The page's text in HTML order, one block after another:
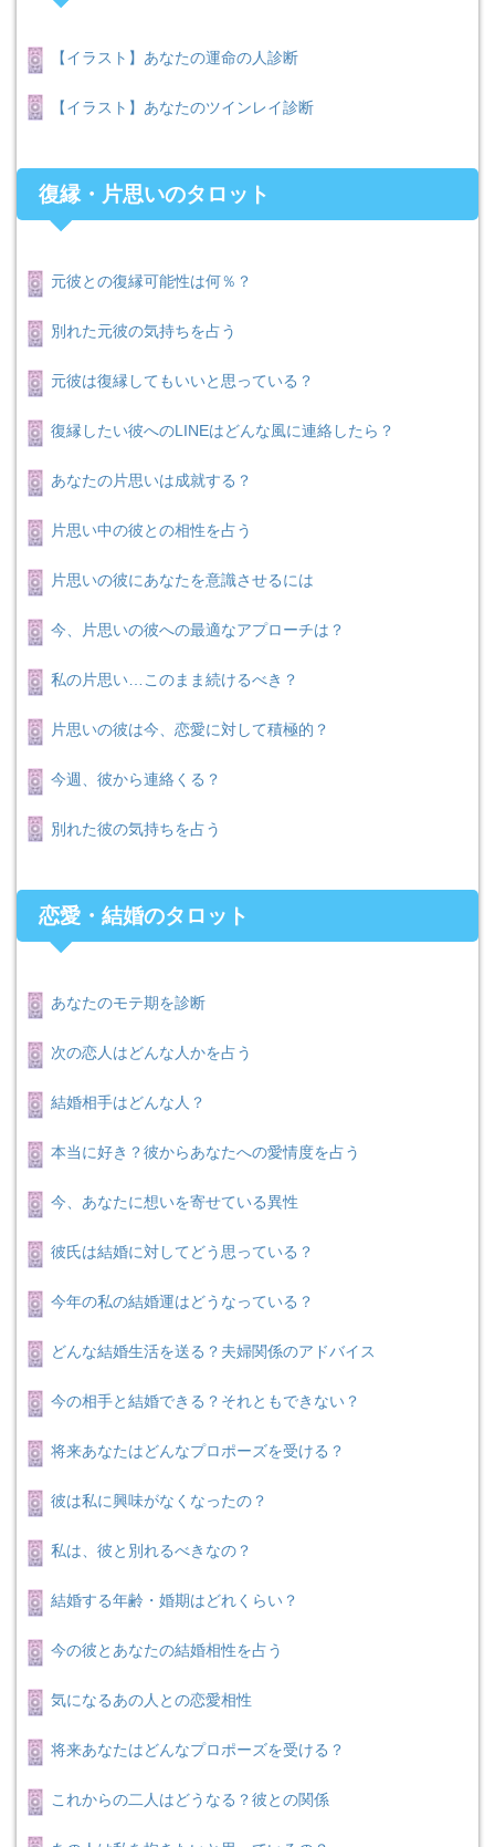
【イラスト】あなたの運命の人診断
【イラスト】あなたのツインレイ診断
復縁・片思いのタロット
元彼との復縁可能性は何％？
別れた元彼の気持ちを占う
元彼は復縁してもいいと思っている？
復縁したい彼へのLINEはどんな風に連絡したら？
あなたの片思いは成就する？
片思い中の彼との相性を占う
片思いの彼にあなたを意識させるには
今、片思いの彼への最適なアプローチは？
私の片思い…このまま続けるべき？
片思いの彼は今、恋愛に対して積極的？
今週、彼から連絡くる？
別れた彼の気持ちを占う
恋愛・結婚のタロット
あなたのモテ期を診断
次の恋人はどんな人かを占う
結婚相手はどんな人？
本当に好き？彼からあなたへの愛情度を占う
今、あなたに想いを寄せている異性
彼氏は結婚に対してどう思っている？
今年の私の結婚運はどうなっている？
どんな結婚生活を送る？夫婦関係のアドバイス
今の相手と結婚できる？それともできない？
将来あなたはどんなプロポーズを受ける？
彼は私に興味がなくなったの？
私は、彼と別れるべきなの？
結婚する年齢・婚期はどれくらい？
今の彼とあなたの結婚相性を占う
気になるあの人との恋愛相性
将来あなたはどんなプロポーズを受ける？
これからの二人はどうなる？彼との関係